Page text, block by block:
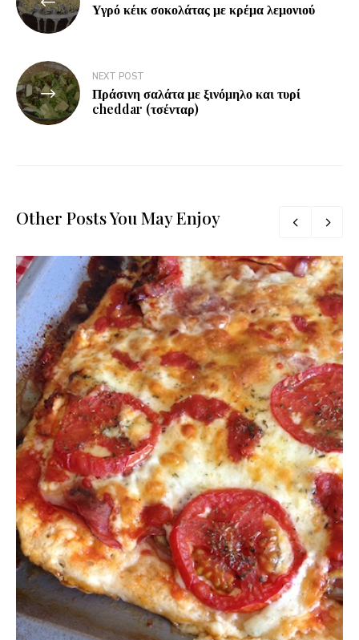
Υγρό κέικ σοκολάτας με κρέμα λεμονιού
NEXT POST
Πράσινη σαλάτα με ξινόμηλο και τυρί
cheddar (τσένταρ)
Other Posts You May Enjoy